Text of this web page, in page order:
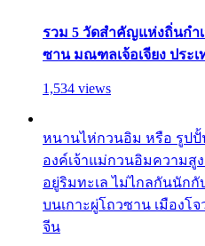
รวม 5 วัดสำคัญแห่งถิ่นกำ
ซาน มณฑลเจ้อเจียง ประเ
1,534 views
หนานไห่กวนอิม หรือ รูปปั้
องค์เจ้าแม่กวนอิมความสู
อยู่ริมทะเล ไม่ไกลกันนักกั
บนเกาะผู่โถวซาน เมืองโ
จีน